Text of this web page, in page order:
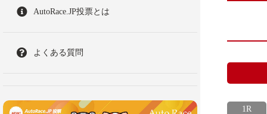
AutoRace.JP投票とは
よくある質問
1R